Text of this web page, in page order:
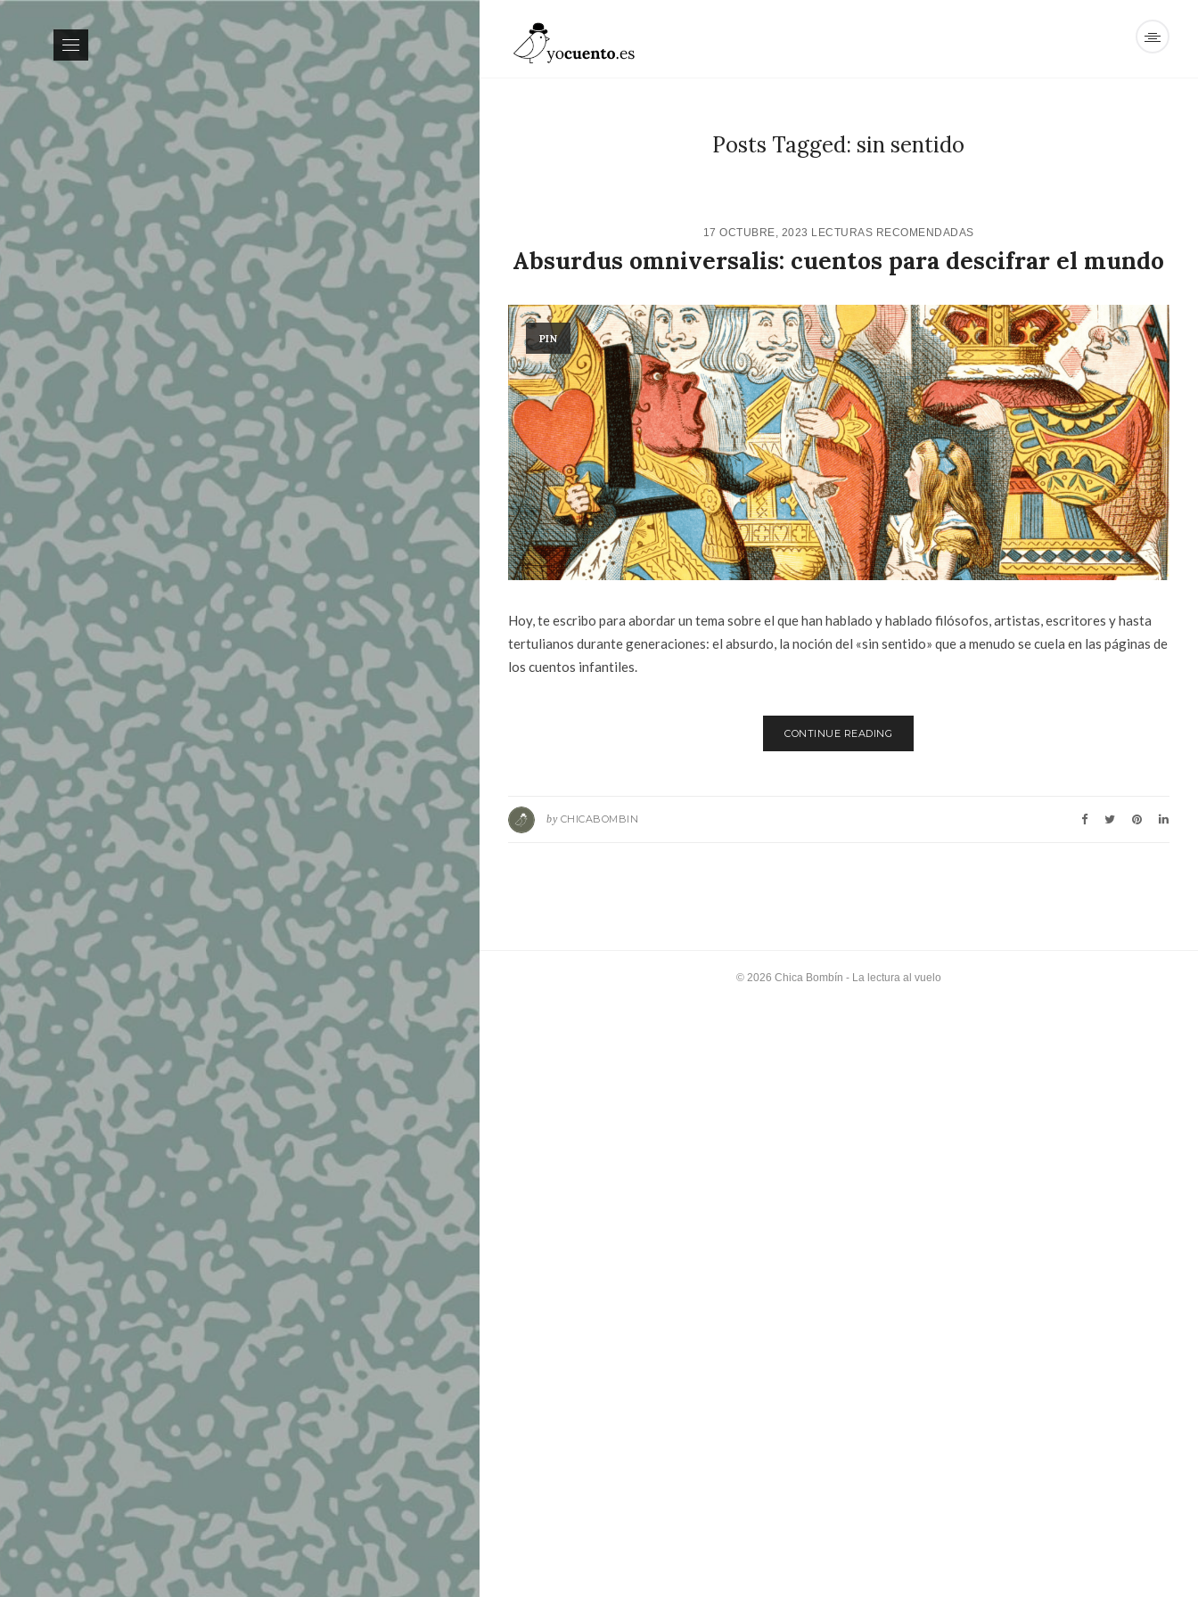
Posts Tagged: sin sentido
17 OCTUBRE, 2023 LECTURAS RECOMENDADAS
Absurdus omniversalis: cuentos para descifrar el mundo
PIN
Hoy, te escribo para abordar un tema sobre el que han hablado y hablado filósofos, artistas, escritores y hasta
tertulianos durante generaciones: el absurdo, la noción del «sin sentido» que a menudo se cuela en las páginas de
los cuentos infantiles.
CONTINUE READING
by CHICABOMBIN
© 2026 Chica Bombín - La lectura al vuelo